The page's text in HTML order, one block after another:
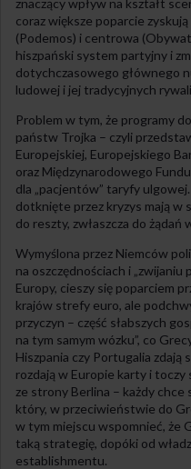
znaczący wpływ na kształt
coraz większe poparcie
(Podemos) i centrowa
hiszpański system partyjny i
dotychczasowego głównego
ludowej i jej tradycyjnych
Problem w tym, że programy
państw Trojka – czyli
Europejskiej, Europejskiego
oraz Międzynarodowego
dla „pacjentów” taryfy
dotknięte przez kryzys mają
do reszty, zwłaszcza do żądań
Wymyślona przez Niemców
na oszczędnościach i
Europy, cieszy się poparciem
krajów strefy euro, ale
przyczyn – część słabszych
na tym samym wózku”, co
Hiszpania czy Portugalia zdają
rozdają w Europie karty i toczy
ze strony Berlina – każdy chce
który, w przeciwieństwie do
w tym miejscu wspomnieć, że
taką strategię, dopóki od
establishmentu.